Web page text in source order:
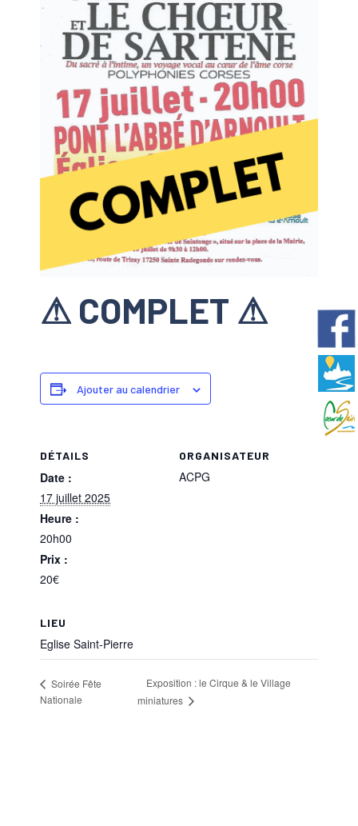
⚠ COMPLET ⚠
Ajouter au calendrier
DÉTAILS
Date :
17 juillet 2025
Heure :
20h00
Prix :
20€
ORGANISATEUR
ACPG
LIEU
Eglise Saint-Pierre
Soirée Fête
Nationale
Exposition : le Cirque & le Village
miniatures